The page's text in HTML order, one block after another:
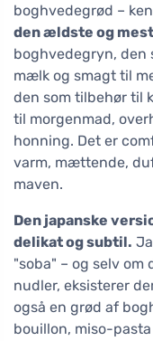
boghvedegrød –
den ældste og
boghvedegryn, den
mælk og smagt til
den som tilbehør til
til morgenmad,
honning. Det er
varm, mættende,
maven.
Den japanske
delikat og subtil.
"soba" – og selv
nudler, eksisterer
også en grød af
bouillon, miso-